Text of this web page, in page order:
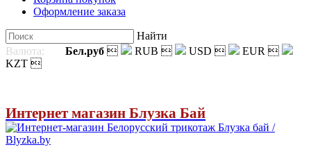
Оформление заказа
Найти
Валюта:
Бел.руб  RUB  USD  EUR 
KZT 
Интернет магазин Блузка Бай